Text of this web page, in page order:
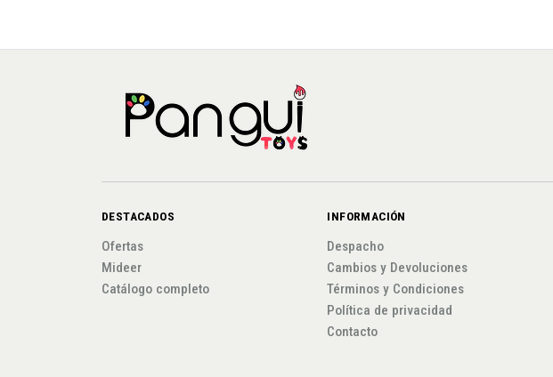
DESTACADOS
Ofertas
Mideer
Catálogo completo
INFORMACIÓN
Despacho
Cambios y Devoluciones
Términos y Condiciones
Política de privacidad
Contacto